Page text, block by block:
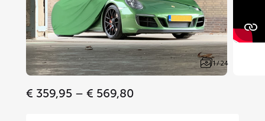
1 / 24
€ 359,95 – € 569,80